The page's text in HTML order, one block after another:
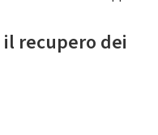
recupero dei